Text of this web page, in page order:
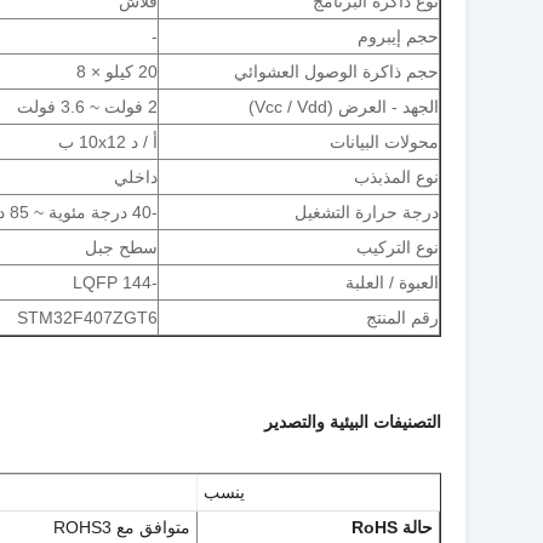
حجم إيبروم
-
حجم ذاكرة الوصول العشوائي
20 كيلو × 8
الجهد - العرض (Vcc / Vdd)
2 فولت ~ 3.6 فولت
محولات البيانات
أ / د 10x12 ب
نوع المذبذب
داخلي
درجة حرارة التشغيل
-40 درجة مئوية ~ 85 درجة مئوية (تا)
نوع التركيب
سطح جبل
العبوة / العلبة
-144 LQFP
رقم المنتج
STM32F407ZGT6
التصنيفات البيئية والتصدير
ينسب
حالة RoHS
متوافق مع ROHS3